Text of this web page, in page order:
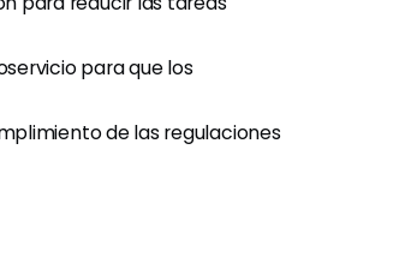
para que los
de las regulaciones